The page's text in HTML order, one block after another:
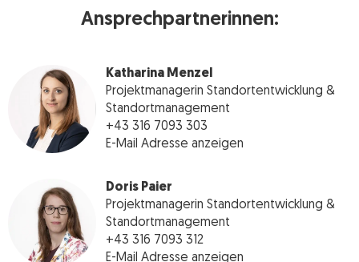
Ansprechpartnerinnen:
Katharina Menzel
Projektmanagerin Standortentwicklung &
Standortmanagement
+43 316 7093 303
E-Mail Adresse anzeigen
Doris Paier
Projektmanagerin Standortentwicklung &
Standortmanagement
+43 316 7093 312
E-Mail Adresse anzeigen